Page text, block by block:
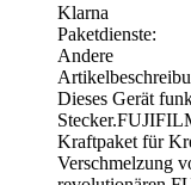
Klarna
Paketdienste:
Andere
Dieses Gerät
Kraftpaket für
Verschmelzung